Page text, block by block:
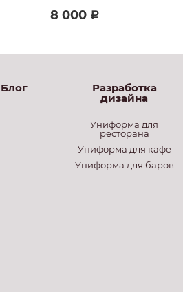
8 000 Р
Блог Разработка
дизайна
Униформа для
ресторана
Униформа для кафе
Униформа для баров